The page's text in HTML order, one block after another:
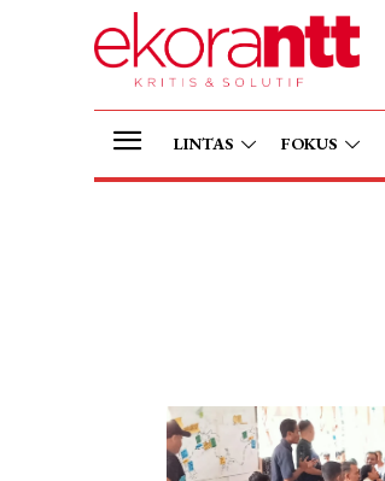
LINTAS FOKUS